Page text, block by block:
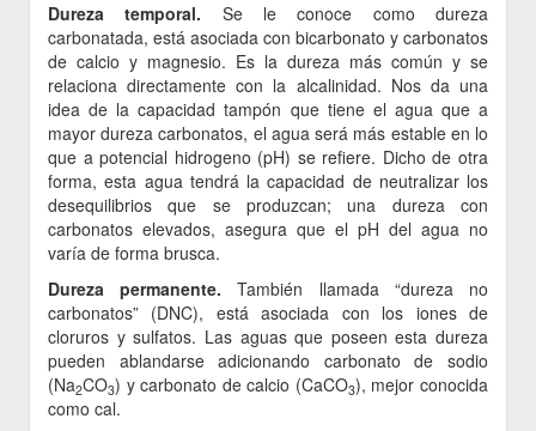
Dureza temporal. Se le conoce como dureza
carbonatada, está asociada con bicarbonato y carbonatos
de calcio y magnesio. Es la dureza más común y se
relaciona directamente con la alcalinidad. Nos da una
idea de la capacidad tampón que tiene el agua que a
mayor dureza carbonatos, el agua será más estable en lo
que a potencial hidrogeno (pH) se refiere. Dicho de otra
forma, esta agua tendrá la capacidad de neutralizar los
desequilibrios que se produzcan; una dureza con
carbonatos elevados, asegura que el pH del agua no
varía de forma brusca.
Dureza permanente.También llamada “dureza no
carbonatos” (DNC), está asociada con los iones de
cloruros y sulfatos. Las aguas que poseen esta dureza
pueden ablandarse adicionando carbonato de sodio
(Na2CO3) y carbonato de calcio (CaCO3), mejor conocida
como cal.